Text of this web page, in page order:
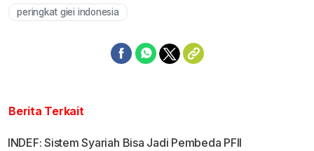
peringkat giei indonesia
Berita Terkait
INDEF: Sistem Syariah Bisa Jadi Pembeda PFII